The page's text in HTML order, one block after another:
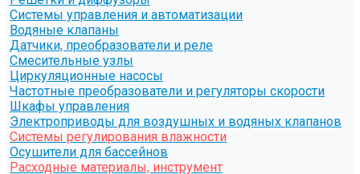
Системы управления и автоматизации
Водяные клапаны
Датчики, преобразователи и реле
Смесительные узлы
Циркуляционные насосы
Частотные преобразователи и регуляторы скорости
Шкафы управления
Электроприводы для воздушных и водяных клапанов
Системы регулирования влажности
Осушители для бассейнов
Расходные материалы, инструмент